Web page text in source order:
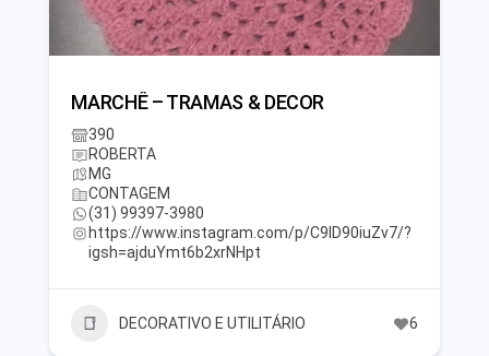
MARCHÊ – TRAMAS & DECOR
390
ROBERTA
MG
CONTAGEM
(31) 99397-3980
https://www.instagram.com/p/C9ID90iuZv7/?
igsh=ajduYmt6b2xrNHpt
DECORATIVO E UTILITÁRIO 6